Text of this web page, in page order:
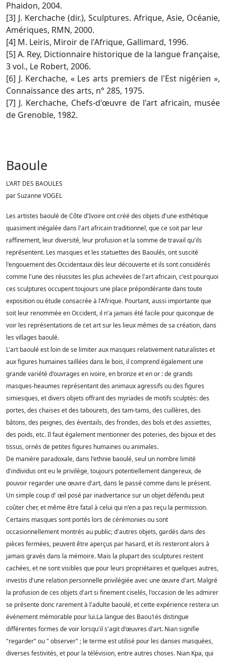
Phaidon, 2004.
[3] J. Kerchache (dir.), Sculptures. Afrique, Asie, Océanie,
Amériques, RMN, 2000.
[4] M. Leiris, Miroir de l'Afrique, Gallimard, 1996.
[5] A. Rey, Dictionnaire historique de la langue française,
3 vol., Le Robert, 2006.
[6] J. Kerchache, « Les arts premiers de l'Est nigérien »,
Connaissance des arts, n° 285, 1975.
[7] J. Kerchache, Chefs-d'œuvre de l'art africain, musée
de Grenoble, 1982.
Baoule
L'ART DES BAOULES
par Suzanne VOGEL
Les artistes baoulé de Côte d'Ivoire ont créé des objets d'une esthétique
quasiment inégalée dans l'art africain traditionnel, que ce soit par leur
raffinement, leur diversité, leur profusion et la somme de travail qu'ils
représentent. Les masques et les statuettes des Baoulés, ont suscité
l'engouement des Occidentaux dès leur découverte et ils sont considérés
comme l'une des réussites les plus achevées de l'art africain, c'est pourquoi
ces sculptures occupent toujours une place prépondérante dans toute
exposition ou étude consacrée à l'Afrique. Pourtant, aussi importante que
soit leur renommée en Occident, il n'a jamais été facile pour quiconque de
voir les représentations de cet art sur les lieux mêmes de sa création, dans
les villages baoulé.
L'art baoulé est loin de se limiter aux masques relativement naturalistes et
aux figures humaines taillées dans le bois, il comprend également une
grande variété d'ouvrages en ivoire, en bronze et en or : de grands
masques-heaumes représentant des animaux agressifs ou des figures
simiesques, et divers objets offrant des myriades de motifs sculptés: des
portes, des chaises et des tabourets, des tam-tams, des cuillères, des
bâtons, des peignes, des éventails, des frondes, des bols et des assiettes,
des poids, etc. Il faut également mentionner des poteries, des bijoux et des
tissus, ornés de petites figures humaines ou animales.
De manière paradoxale, dans l'ethnie baoulé, seul un nombre limité
d'individus ont eu le privilège, toujours potentiellement dangereux, de
pouvoir regarder une œuvre d'art, dans le passé comme dans le présent.
Un simple coup d' œil posé par inadvertance sur un objet défendu peut
coûter cher, et même être fatal à celui qui n'en a pas reçu la permission.
Certains masques sont portés lors de cérémonies ou sont
occasionnellement montrés au public; d'autres objets, gardés dans des
pièces fermées, peuvent être aperçus par hasard, et ils resteront alors à
jamais gravés dans la mémoire. Mais la plupart des sculptures restent
cachées, et ne sont visibles que pour leurs propriétaires et quelques autres,
investis d'une relation personnelle privilégiée avec une œuvre d'art. Malgré
la profusion de ces objets d'art si finement ciselés, l'occasion de les admirer
se présente donc rarement à l'adulte baoulé, et cette expérience restera un
événement mémorable pour lui.La langue des Baou1és distingue
différentes formes de voir lorsqu'il s'agit d'œuvres d'art. Nian signifie
"regarder" ou " observer" ; le terme est utilisé pour les danses masquées,
diverses festivités, et pour la télévision, entre autres choses. Nian Kpa, qui